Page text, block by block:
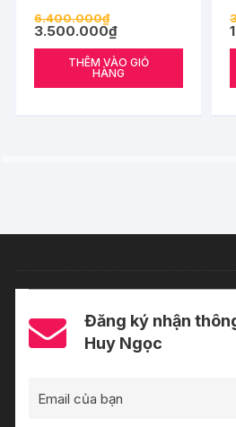
hãng
6.400.000₫
3.500.000₫
THÊM VÀO GIỎ
HÀNG
Đăng ký nhận
Huy Ngọc